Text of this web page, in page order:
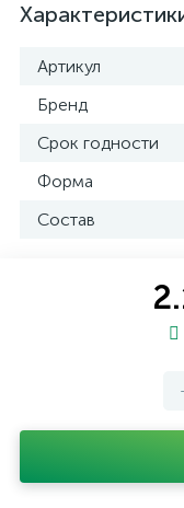
Артикул
Бренд
Срок годности
Форма
Состав